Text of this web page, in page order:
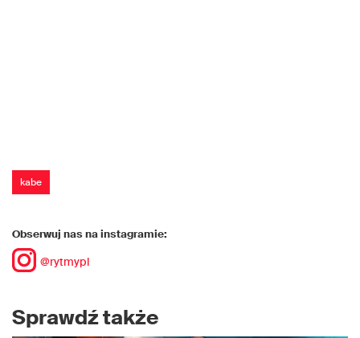
kabe
Obserwuj nas na instagramie:
@rytmypl
Sprawdź także